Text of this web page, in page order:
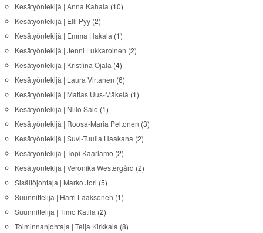
Kesätyöntekijä | Anna Kahala (10)
Kesätyöntekijä | Elli Pyy(2)
Kesätyöntekijä | Emma Hakala (1)
Kesätyöntekijä | Jenni Lukkaroinen (2)
Kesätyöntekijä | Kristiina Ojala (4)
Kesätyöntekijä | Laura Virtanen (6)
Kesätyöntekijä | Matias Uus-Mäkelä (1)
Kesätyöntekijä | Niilo Salo (1)
Kesätyöntekijä | Roosa-Maria Peltonen (3)
Kesätyöntekijä | Suvi-Tuulia Haakana (2)
Kesätyöntekijä | Topi Kaarlamo (2)
Kesätyöntekijä | Veronika Westergård (2)
Sisältöjohtaja | Marko Jori (5)
Suunnittelija | Harri Laaksonen (1)
Suunnittelija | Timo Katila (2)
Toiminnanjohtaja | Teija Kirkkala (8)